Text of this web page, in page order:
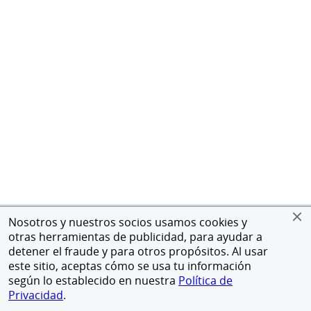
Nosotros y nuestros socios usamos cookies y
otras herramientas de publicidad, para ayudar a
detener el fraude y para otros propósitos. Al usar
este sitio, aceptas cómo se usa tu información
según lo establecido en nuestra Política de
Privacidad.